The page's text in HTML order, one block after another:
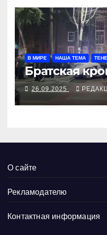
В МИРЕ НАША ТЕМА
Братская
26.09.2025
О сайте
Рекламодателю
Контактная информация